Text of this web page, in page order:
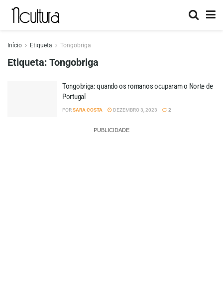
Início Etiqueta Tongobriga
Etiqueta: Tongobriga
Tongobriga: quando os romanos ocuparam o Norte de
Portugal
PORSARA COSTA DEZEMBRO 3, 2023 2
PUBLICIDADE